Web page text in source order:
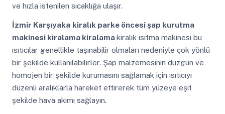
ve hızla istenilen sıcaklığa ulaşır.
İzmir Karşıyaka kiralık parke öncesi şap kurutma
makinesi kiralama kiralamakiralık ısıtma makinesi bu
ısıtıcılar genellikle taşınabilir olmaları nedeniyle çok yönlü
bir şekilde kullanılabilirler. Şap malzemesinin düzgün ve
homojen bir şekilde kurumasını sağlamak için ısıtıcıyı
düzenli aralıklarla hareket ettirerek tüm yüzeye eşit
şekilde hava akımı sağlayın.